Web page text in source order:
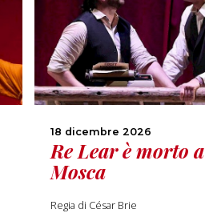
18 dicembre 2026
Re Lear è morto a
Mosca
Regia di César Brie